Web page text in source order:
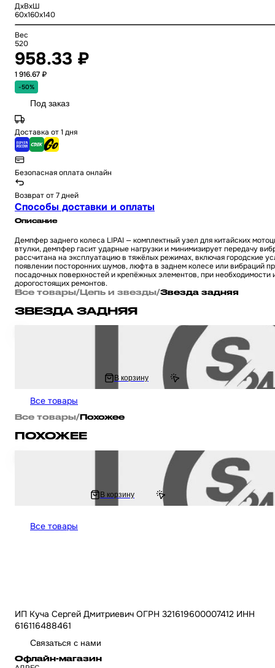
ДхВхШ
60x160x140
Вес
520
958.33 ₽
1 916.67 ₽
-50%
Под заказ
Доставка от 1 дня
Безопасная оплата онлайн
Возврат от 7 дней
Способы доставки и оплаты
Описание
Демпфер заднего колеса LIPAI — комплектный узел для китайских
втулки, демпфер гасит ударные нагрузки и минимизирует передачу
рассчитана на эксплуатацию в тяжёлых режимах, включая городские
появлении посторонних шумов, люфта в заднем колесе или вибраций
посадочных поверхностей и крепёжных элементов, при
дорогостоящих ремонтов.
Все товары/Цепь и звезды/Звезда задняя
ЗВЕЗДА ЗАДНЯЯ
Звезда трансмиссии на мопед и мотоцикл Omaks Motors Wind CG / CB
В корзину
Все товары
Все товары/Похожее
ПОХОЖЕЕ
Демпфер заднего колеса на китайский мотоцикл Zongshen ZS125J
В корзину
Все товары
ИП Куча Сергей Дмитриевич ОГРН 321619600007412 ИНН
616116488461
Связаться с нами
Офлайн-магазин